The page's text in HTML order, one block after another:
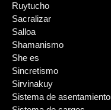
Ruytucho
Sacralizar
Salloa
Shamanismo
She es
Sincretismo
Sirvinakuy
Sistema de asentamiento